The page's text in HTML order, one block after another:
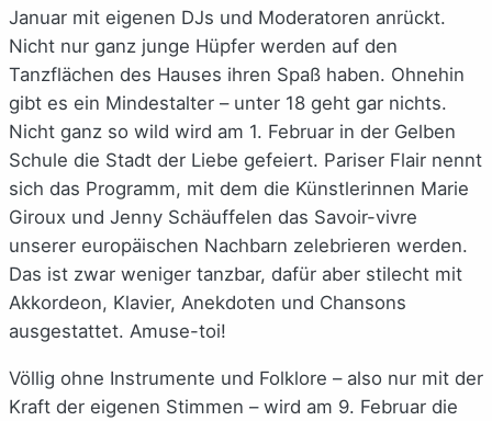
Januar mit eigenen DJs und Moderatoren anrückt.
Nicht nur ganz junge Hüpfer werden auf den
Tanzflächen des Hauses ihren Spaß haben. Ohnehin
gibt es ein Mindestalter – unter 18 geht gar nichts.
Nicht ganz so wild wird am 1. Februar in der Gelben
Schule die Stadt der Liebe gefeiert. Pariser Flair nennt
sich das Programm, mit dem die Künstlerinnen Marie
Giroux und Jenny Schäuffelen das Savoir-vivre
unserer europäischen Nachbarn zelebrieren werden.
Das ist zwar weniger tanzbar, dafür aber stilecht mit
Akkordeon, Klavier, Anekdoten und Chansons
ausgestattet. Amuse-toi!
Völlig ohne Instrumente und Folklore – also nur mit der
Kraft der eigenen Stimmen – wird am 9. Februar die